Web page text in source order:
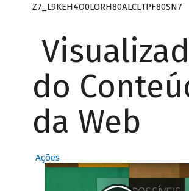
Z7_L9KEH4O0LORH80ALCLTPF80SN7
do
da Web
Ações